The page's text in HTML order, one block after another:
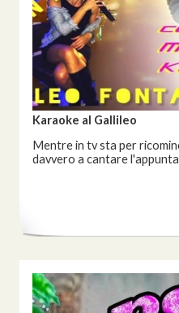
Karaoke al Gallileo
Mentre in tv sta per
davvero a cantare